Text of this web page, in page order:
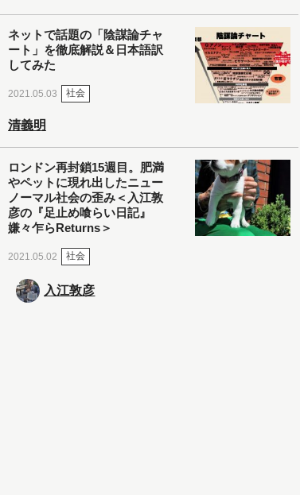
ネットで話題の「陰謀論チャ
ート」を徹底解説＆日本語訳
してみた
2021.05.03 社会
清義明
ロンドン再封鎖15週目。肥満
やペットに現れ出したニュー
ノーマル社会の歪み＜入江敦
彦の『足止め喰らい日記』
嫌々乍らReturns＞
2021.05.02 社会
入江敦彦